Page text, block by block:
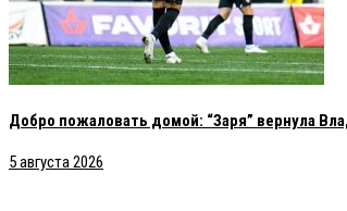
Добро пожаловать домой: “Заря” вернула
5 августа 2026